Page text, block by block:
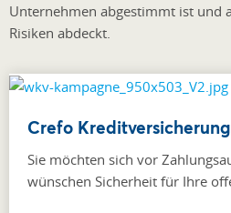
Unternehmen abgestimmt ist und
Risiken abdeckt.
Crefo Kreditversicherung
Sie möchten sich vor
wünschen Sicherheit für Ihre